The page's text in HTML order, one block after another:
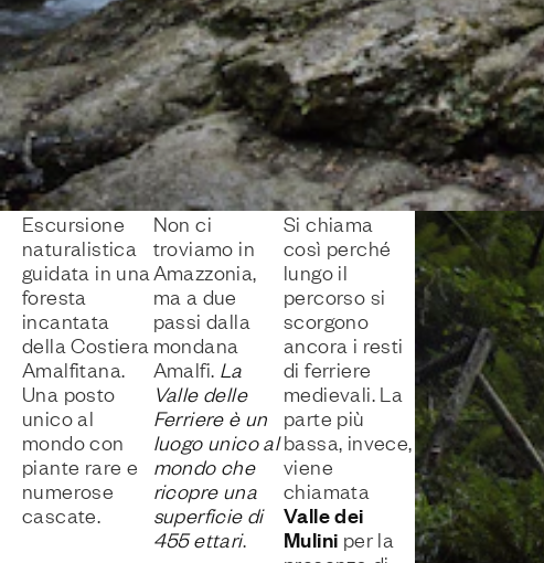
Escursione
naturalistica
guidata in una
foresta
incantata
della Costiera
Amalfitana.
Una posto
unico al
mondo con
piante rare e
numerose
cascate.
Non ci
troviamo in
Amazzonia,
ma a due
passi dalla
mondana
Amalfi. La
Valle delle
Ferriere è un
luogo unico al
mondo che
ricopre una
superficie di
455 ettari.
Si chiama
così perché
lungo il
percorso si
scorgono
ancora i resti
di ferriere
medievali. La
parte più
bassa, invece,
viene
chiamata
Valle dei
Mulini per la